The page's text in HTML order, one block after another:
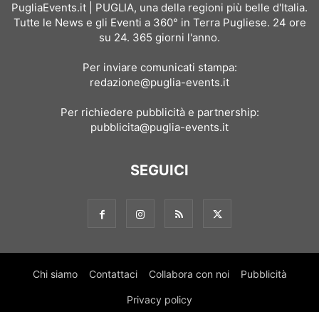
PugliaEvents.it | PUGLIA, una della regioni più belle d'Italia.
Tutte le News e gli Eventi a 360° in Terra Pugliese. 24 ore
su 24. 365 giorni l'anno.
Per inviare comunicati stampa:
redazione@puglia-events.it
Per richiedere pubblicità e partnership:
pubblicita@puglia-events.it
SEGUICI
Chi siamo Contattaci Collabora con noi Pubblicità
Privacy policy